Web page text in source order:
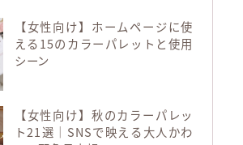
【女性向け】ホームページに使
える15のカラーパレットと使用
シーン
【女性向け】秋のカラーパレッ
ト21選｜SNSで映える大人かわ